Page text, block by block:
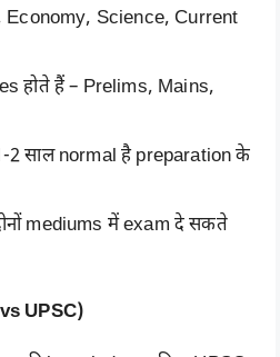
Science, Current
होते हैं – Prelims, Mains,
2 साल normal है preparation के
mediums में exam दे सकते
UPSC)